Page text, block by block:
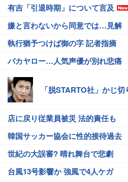
有吉「引退時期」について言及
嫌と言わないから同意では…見解
執行猶予つけば御の字 記者指摘
バカヤロー…人気声優が別れ悲痛
「脱STARTO社」かじ
店に戻り従業員被災 法的責任も
韓国サッカー協会に性的接待過去
世紀の大誤審? 晴れ舞台で悲劇
台風13号影響か 強風で4人ケガ